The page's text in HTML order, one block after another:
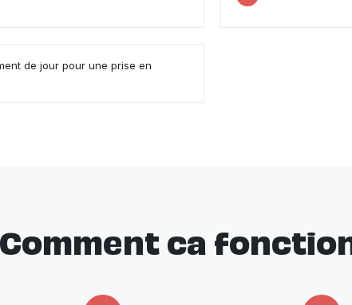
de jour pour une prise en
Comment ca